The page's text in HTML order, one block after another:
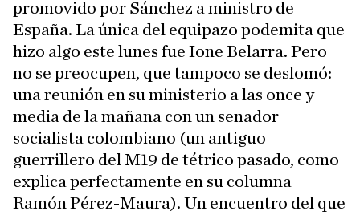
promovido por Sánchez a ministro de
España. La única del equipazo podemita que
hizo algo este lunes fue Ione Belarra. Pero
no se preocupen, que tampoco se deslomó:
una reunión en su ministerio a las once y
media de la mañana con un senador
socialista colombiano (un antiguo
guerrillero del M19 de tétrico pasado, como
explica perfectamente en su columna
Ramón Pérez-Maura). Un encuentro del que